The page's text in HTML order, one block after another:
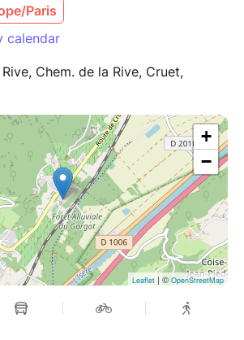
Paris
calendar
Chem. de la Rive, Cruet,
+
−
Leaflet | © OpenStreetMap